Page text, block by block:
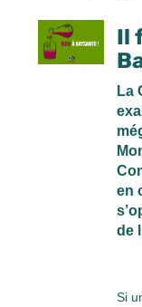
Il
La
en
de
Si